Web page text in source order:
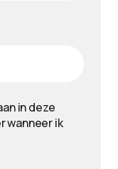
in deze
wanneer ik